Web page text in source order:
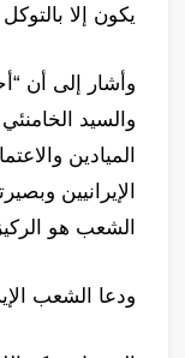
يكون إلا
وأشار إلى أن
والسيد
الميادين
الإيرانيين
الشعب هو
ودعا الشعب